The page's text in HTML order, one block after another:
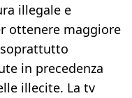
illegale e
ottenere maggiore
in precedenza
illecite. La tv